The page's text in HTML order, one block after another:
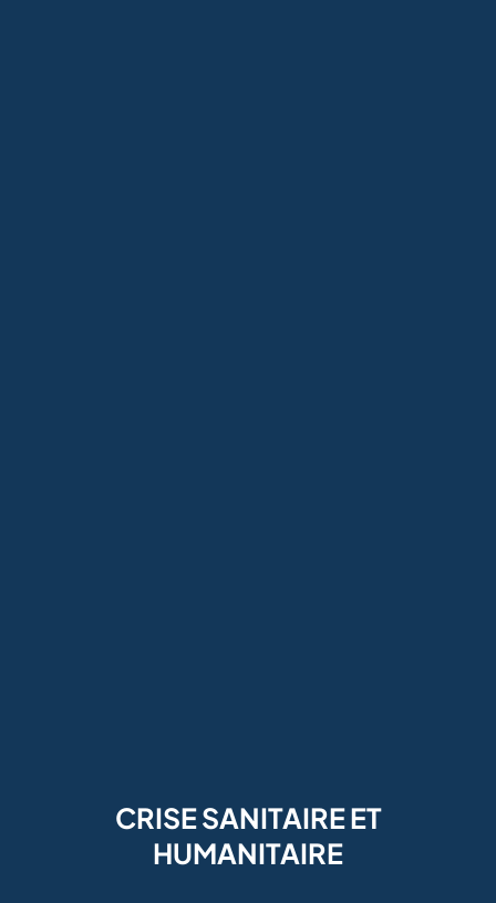
CRISE SANITAIRE ET
HUMANITAIRE